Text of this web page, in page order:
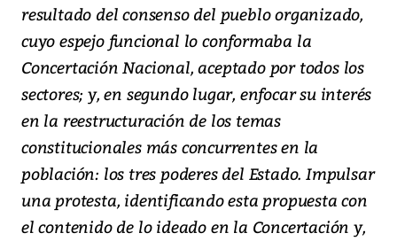
resultado del consenso del pueblo organizado,
cuyo espejo funcional lo conformaba la
Concertación Nacional, aceptado por todos los
sectores; y, en segundo lugar, enfocar su interés
en la reestructuración de los temas
constitucionales más concurrentes en la
población: los tres poderes del Estado. Impulsar
una protesta, identificando esta propuesta con
el contenido de lo ideado en la Concertación y,